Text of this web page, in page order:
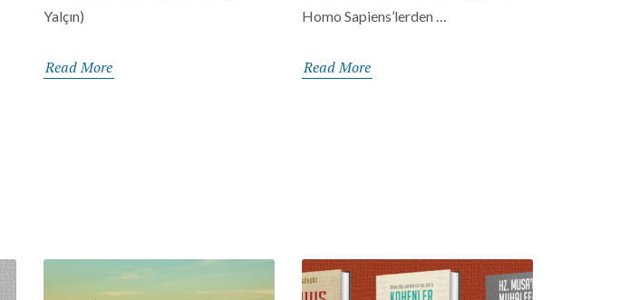
Yalçın)
Read More
Homo Sapiens’lerden …
Read More